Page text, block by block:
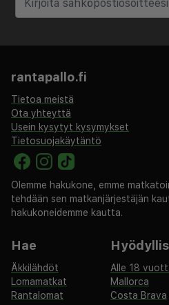
rantapallo.fi
Tietoa meistä
Ota yhteyttä
Usein kysytyt kysymykset
Tietosuojakäytäntö
Olemme hakukone, emme
tehdään sen matkanjärjestäjän
hakukoneidemme kautta.
Hae
Äkkilähdöt
Lomamatkat
Rantalomat
Alle 18
Mallorca
Costa Brava